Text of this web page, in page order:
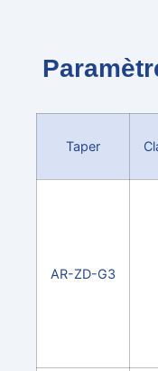
Taper
AR-ZD-G3